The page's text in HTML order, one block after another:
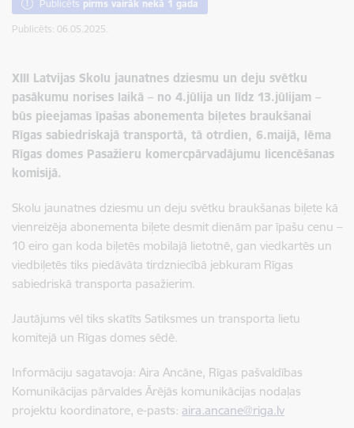
Publicēts pirms vairāk nekā 1 gada
Publicēts: 06.05.2025.
XIII Latvijas Skolu jaunatnes dziesmu un deju svētku
pasākumu norises laikā – no 4.jūlija un līdz 13.jūlijam –
būs pieejamas īpašas abonementa biļetes braukšanai
Rīgas sabiedriskajā transportā, tā otrdien, 6.maijā, lēma
Rīgas domes Pasažieru komercpārvadājumu licencēšanas
komisijā.
Skolu jaunatnes dziesmu un deju svētku braukšanas biļete kā
vienreizēja abonementa biļete desmit dienām par īpašu cenu –
10 eiro gan koda biļetēs mobilajā lietotnē, gan viedkartēs un
viedbiļetēs tiks piedāvāta tirdzniecībā jebkuram Rīgas
sabiedriskā transporta pasažierim.
Jautājums vēl tiks skatīts Satiksmes un transporta lietu
komitejā un Rīgas domes sēdē.
Informāciju sagatavoja: Aira Ancāne, Rīgas pašvaldības
Komunikācijas pārvaldes Ārējās komunikācijas nodaļas
projektu koordinatore, e-pasts: aira.ancane@riga.lv